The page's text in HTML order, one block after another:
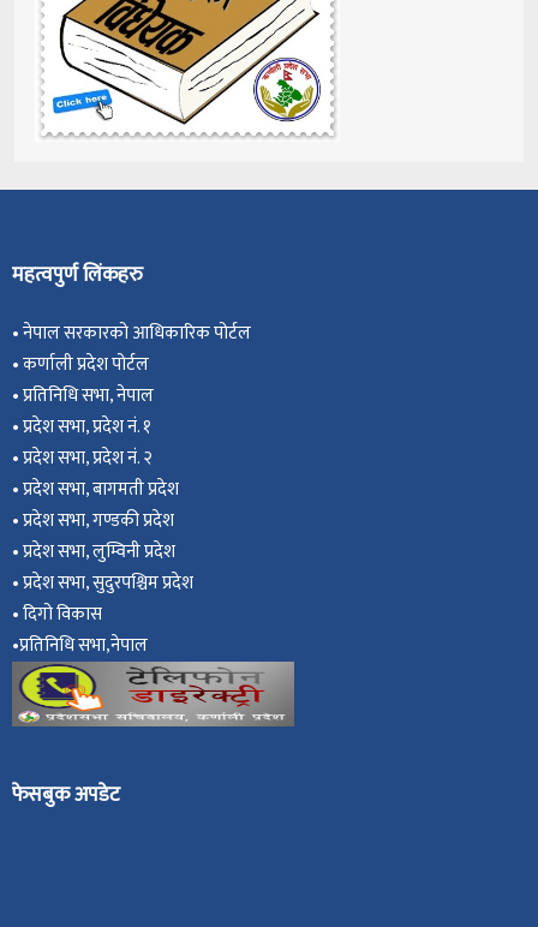
महत्वपुर्ण लिंकहरु
•नेपाल सरकारको आधिकारिक पोर्टल
•कर्णाली प्रदेश पोर्टल
•प्रतिनिधि सभा, नेपाल
•प्रदेश सभा, प्रदेश नं. १
•प्रदेश सभा, प्रदेश नं. २
•प्रदेश सभा, बागमती प्रदेश
•प्रदेश सभा, गण्डकी प्रदेश
•प्रदेश सभा, लुम्विनी प्रदेश
•प्रदेश सभा, सुदुरपश्चिम प्रदेश
•दिगो विकास
•प्रतिनिधि सभा,नेपाल
फेसबुक अपडेट